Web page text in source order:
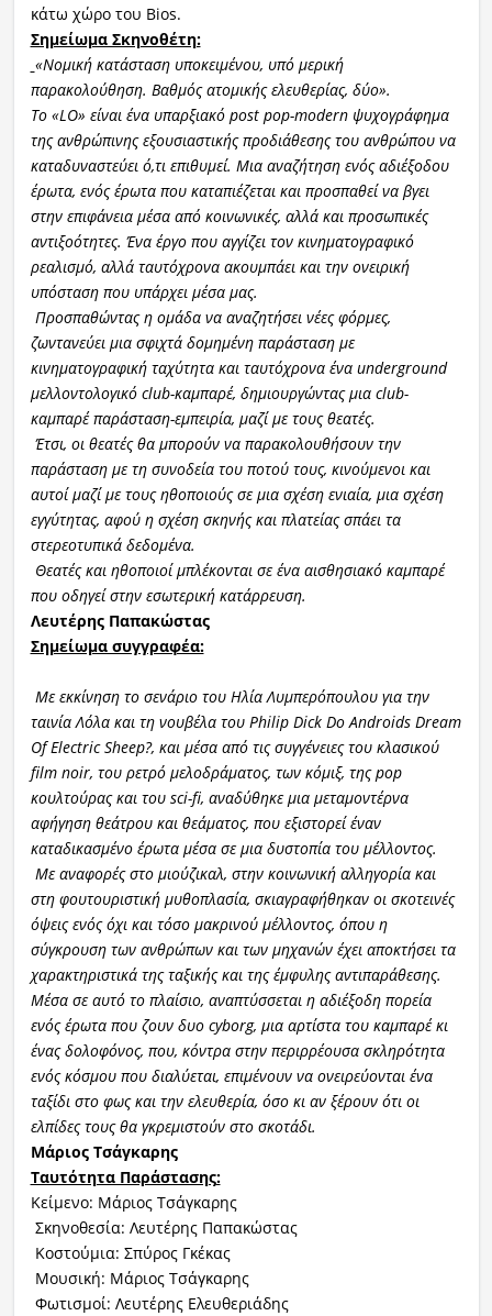
κάτω χώρο του Bios.
Σημείωμα Σκηνοθέτη:
«Νομική κατάσταση υποκειμένου, υπό μερική
παρακολούθηση. Βαθμός ατομικής ελευθερίας, δύο».
Το «LO» είναι ένα υπαρξιακό post pop-modern ψυχογράφημα
της ανθρώπινης εξουσιαστικής προδιάθεσης του ανθρώπου να
καταδυναστεύει ό,τι επιθυμεί. Μια αναζήτηση ενός αδιέξοδου
έρωτα, ενός έρωτα που καταπιέζεται και προσπαθεί να βγει
στην επιφάνεια μέσα από κοινωνικές, αλλά και προσωπικές
αντιξοότητες. Ένα έργο που αγγίζει τον κινηματογραφικό
ρεαλισμό, αλλά ταυτόχρονα ακουμπάει και την ονειρική
υπόσταση που υπάρχει μέσα μας.
Προσπαθώντας η ομάδα να αναζητήσει νέες φόρμες,
ζωντανεύει μια σφιχτά δομημένη παράσταση με
κινηματογραφική ταχύτητα και ταυτόχρονα ένα underground
μελλοντολογικό club-καμπαρέ, δημιουργώντας μια club-
καμπαρέ παράσταση-εμπειρία, μαζί με τους θεατές.
Έτσι, οι θεατές θα μπορούν να παρακολουθήσουν την
παράσταση με τη συνοδεία του ποτού τους, κινούμενοι και
αυτοί μαζί με τους ηθοποιούς σε μια σχέση ενιαία, μια σχέση
εγγύτητας, αφού η σχέση σκηνής και πλατείας σπάει τα
στερεοτυπικά δεδομένα.
Θεατές και ηθοποιοί μπλέκονται σε ένα αισθησιακό καμπαρέ
που οδηγεί στην εσωτερική κατάρρευση.
Λευτέρης Παπακώστας
Σημείωμα συγγραφέα:
Με εκκίνηση το σενάριο του Ηλία Λυμπερόπουλου για την
ταινία Λόλακαι τη νουβέλα του Philip Dick Do Androids Dream
Of Electric Sheep?, και μέσα από τις συγγένειες του κλασικού
film noir, του ρετρό μελοδράματος, των κόμιξ, της pop
κουλτούρας και του sci-fi, αναδύθηκε μια μεταμοντέρνα
αφήγηση θεάτρου και θεάματος, που εξιστορεί έναν
καταδικασμένο έρωτα μέσα σε μια δυστοπία του μέλλοντος.
Με αναφορές στο μιούζικαλ, στην κοινωνική αλληγορία και
στη φουτουριστική μυθοπλασία, σκιαγραφήθηκαν οι σκοτεινές
όψεις ενός όχι και τόσο μακρινού μέλλοντος, όπου η
σύγκρουση των ανθρώπων και των μηχανών έχει αποκτήσει τα
χαρακτηριστικά της ταξικής και της έμφυλης αντιπαράθεσης.
Μέσα σε αυτό το πλαίσιο, αναπτύσσεται η αδιέξοδη πορεία
ενός έρωτα πουζουν δυο cyborg, μια αρτίστα του καμπαρέ κι
ένας δολοφόνος, που, κόντρα στην περιρρέουσα σκληρότητα
ενός κόσμου που διαλύεται, επιμένουν να ονειρεύονται ένα
ταξίδι στο φως και την ελευθερία, όσο κι αν ξέρουν ότι οι
ελπίδες τους θα γκρεμιστούν στο σκοτάδι.
Μάριος Τσάγκαρης
Ταυτότητα Παράστασης:
Κείμενο: Μάριος Τσάγκαρης
Σκηνοθεσία: Λευτέρης Παπακώστας
Κοστούμια: Σπύρος Γκέκας
Μουσική: Μάριος Τσάγκαρης
Φωτισμοί: Λευτέρης Ελευθεριάδης